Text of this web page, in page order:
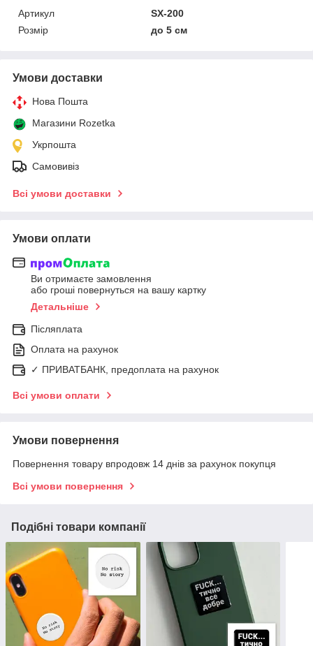
Артикул
SX-200
Розмір
до 5 см
Умови доставки
Нова Пошта
Магазини Rozetka
Укрпошта
Самовивіз
Всі умови доставки
Умови оплати
Ви отримаєте замовлення
або гроші повернуться на вашу картку
Детальніше
Післяплата
Оплата на рахунок
✓ ПРИВАТБАНК, предоплата на рахунок
Всі умови оплати
Умови повернення
Повернення товару впродовж 14 днів за рахунок покупця
Всі умови повернення
Подібні товари компанії